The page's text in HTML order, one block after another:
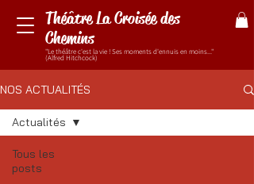
Théâtre La Croisée des
Chemins
"Le théâtre c'est la vie ! Ses moments d'ennuis en moins..."
(Alfred Hitchcock)
NOS ACTUALITÉS
Tous les
posts
Actualités